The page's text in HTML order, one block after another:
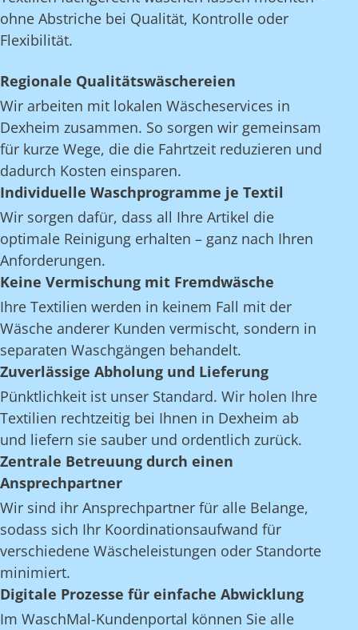
ohne Abstriche bei Qualität, Kontrolle oder
Flexibilität.
Regionale Qualitätswäschereien
Wir arbeiten mit lokalen Wäscheservices in
Dexheim zusammen. So sorgen wir gemeinsam
für kurze Wege, die die Fahrtzeit reduzieren und
dadurch Kosten einsparen.
Individuelle Waschprogramme je Textil
Wir sorgen dafür, dass all Ihre Artikel die
optimale Reinigung erhalten – ganz nach Ihren
Anforderungen.
Keine Vermischung mit Fremdwäsche
Ihre Textilien werden in keinem Fall mit der
Wäsche anderer Kunden vermischt, sondern in
separaten Waschgängen behandelt.
Zuverlässige Abholung und Lieferung
Pünktlichkeit ist unser Standard. Wir holen Ihre
Textilien rechtzeitig bei Ihnen in Dexheim ab
und liefern sie sauber und ordentlich zurück.
Zentrale Betreuung durch einen
Ansprechpartner
Wir sind ihr Ansprechpartner für alle Belange,
sodass sich Ihr Koordinationsaufwand für
verschiedene Wäscheleistungen oder Standorte
minimiert.
Digitale Prozesse für einfache Abwicklung
Im WaschMal-Kundenportal können Sie alle